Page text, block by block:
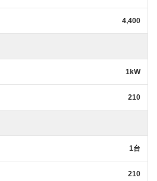
4,400
1kW
210
1台
210